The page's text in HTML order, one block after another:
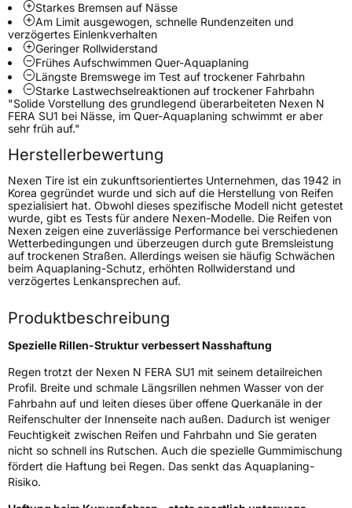
Fahrzeugtyp PKW
VerwendungSommerreifen
ModellnameN Fera SU1
Fahrzeugart PKW & SUV
Weitere Eigenschaften
ZustandNeureifen
EU Label
EffizienzD
NasshaftungB
Rollgeräusch (dB)70
FahrzeugklasseC1
3PMSF / Schneeflockensymbol / Alpine-SymbolNein
Starkes Bremsen auf Nässe
Am Limit ausgewogen, schnelle Rundenzeiten und
verzögertes Einlenkverhalten
Geringer Rollwiderstand
Frühes Aufschwimmen Quer-Aquaplaning
Längste Bremswege im Test auf trockener Fahrbahn
Starke Lastwechselreaktionen auf trockener Fahrbahn
"Solide Vorstellung des grundlegend überarbeiteten Nexen N
FERA SU1 bei Nässe, im Quer-Aquaplaning schwimmt er aber
sehr früh auf."
Herstellerbewertung
Nexen Tire ist ein zukunftsorientiertes Unternehmen, das 1942 in
Korea gegründet wurde und sich auf die Herstellung von Reifen
spezialisiert hat. Obwohl dieses spezifische Modell nicht getestet
wurde, gibt es Tests für andere Nexen-Modelle. Die Reifen von
Nexen zeigen eine zuverlässige Performance bei verschiedenen
Wetterbedingungen und überzeugen durch gute Bremsleistung
auf trockenen Straßen. Allerdings weisen sie häufig Schwächen
beim Aquaplaning-Schutz, erhöhten Rollwiderstand und
verzögertes Lenkansprechen auf.
Produktbeschreibung
Spezielle Rillen-Struktur verbessert Nasshaftung
Regen trotzt der Nexen N FERA SU1 mit seinem detailreichen
Profil. Breite und schmale Längsrillen nehmen Wasser von der
Fahrbahn auf und leiten dieses über offene Querkanäle in der
Reifenschulter der Innenseite nach außen. Dadurch ist weniger
Feuchtigkeit zwischen Reifen und Fahrbahn und Sie geraten
nicht so schnell ins Rutschen. Auch die spezielle Gummimischung
fördert die Haftung bei Regen. Das senkt das Aquaplaning-
Risiko.